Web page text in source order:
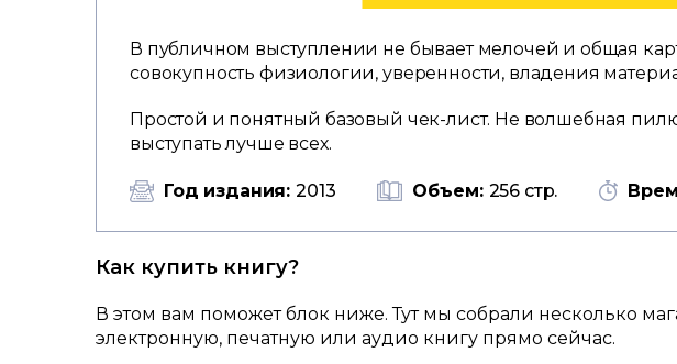
В публичном выступлении не бывает мелочей и общая
совокупность физиологии, уверенности, владения
Простой и понятный базовый чек-лист. Не волшебная
выступать лучше всех.
Год издания: 2013 Объем: 256 стр.
Как купить книгу?
В этом вам поможет блок ниже. Тут мы собрали несколько
электронную, печатную или аудио книгу прямо сейчас.